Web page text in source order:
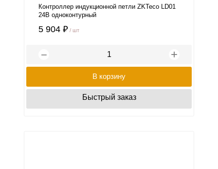
Контроллер индукционной петли ZKTeco LD01
24В одноконтурный
5 904 ₽ / шт
− +
В корзину
Быстрый заказ